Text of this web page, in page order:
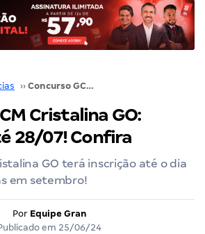
›› Concurso GCM Cristalina GO: Inscrição até 28/07! Confira
Cristalina GO:
28/07! Confira
GO terá inscrição até o dia
em setembro!
Por Equipe Gran
em 25/06/24